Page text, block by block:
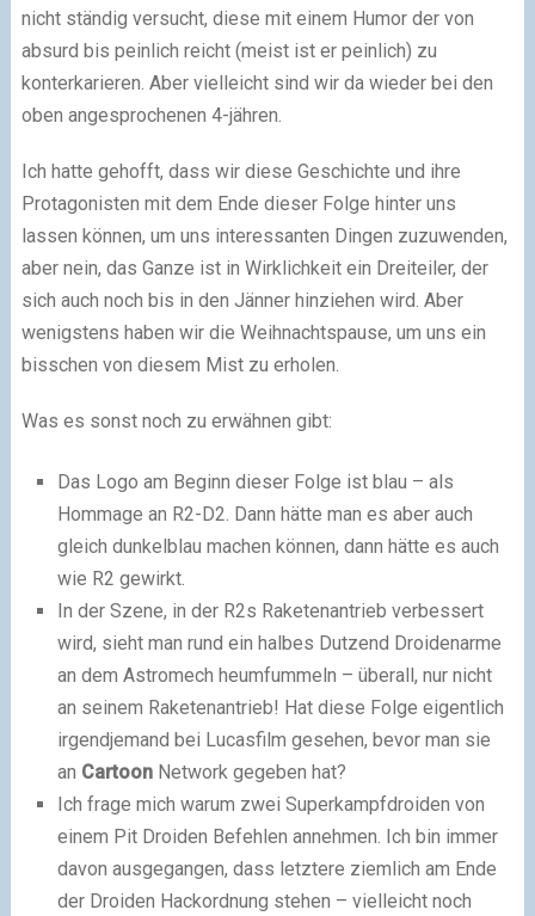
nicht ständig versucht, diese mit einem Humor der von
absurd bis peinlich reicht (meist ist er peinlich) zu
konterkarieren. Aber vielleicht sind wir da wieder bei den
oben angesprochenen 4-jähren.
Ich hatte gehofft, dass wir diese Geschichte und ihre
Protagonisten mit dem Ende dieser Folge hinter uns
lassen können, um uns interessanten Dingen zuzuwenden,
aber nein, das Ganze ist in Wirklichkeit ein Dreiteiler, der
sich auch noch bis in den Jänner hinziehen wird. Aber
wenigstens haben wir die Weihnachtspause, um uns ein
bisschen von diesem Mist zu erholen.
Was es sonst noch zu erwähnen gibt:
Das Logo am Beginn dieser Folge ist blau – als
Hommage an R2-D2. Dann hätte man es aber auch
gleich dunkelblau machen können, dann hätte es auch
wie R2 gewirkt.
In der Szene, in der R2s Raketenantrieb verbessert
wird, sieht man rund ein halbes Dutzend Droidenarme
an dem Astromech heumfummeln – überall, nur nicht
an seinem Raketenantrieb! Hat diese Folge eigentlich
irgendjemand bei Lucasfilm gesehen, bevor man sie
an CartoonNetwork gegeben hat?
Ich frage mich warum zwei Superkampfdroiden von
einem Pit Droiden Befehlen annehmen. Ich bin immer
davon ausgegangen, dass letztere ziemlich am Ende
der Droiden Hackordnung stehen – vielleicht noch